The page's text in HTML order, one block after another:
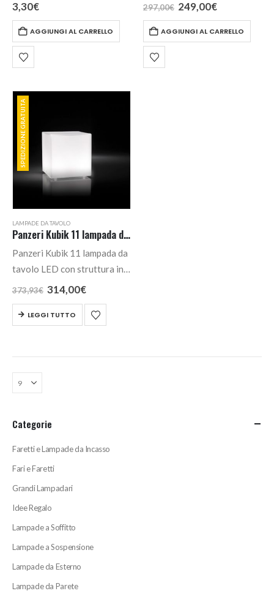
attacco G9
3,30€
AGGIUNGI AL CARRELLO
camera da letto.
297,00€ Il
prezzo
era:
297,00€.
249,00€Il
è:
249,00€.
AGGIUNGI AL CARRELLO
SPEDIZIONE GRATUITA
LAMPADE DA TAVOLO
Panzeri Kubik 11 lampada da tavolo LED
Panzeri Kubik 11 lampada da
tavolo LED con struttura in
alluminio rifinita con vernice
soffiato a fermo opale
373,93€ Il
prezzo
era:
373,93€.
314,00€Il
attuale
è:
314,00€.
LEGGI TUTTO
Categorie
Faretti e Lampade da Incasso
Fari e Faretti
Grandi Lampadari
Idee Regalo
Lampade a Soffitto
Lampade a Sospensione
Lampade da Esterno
Lampade da Parete